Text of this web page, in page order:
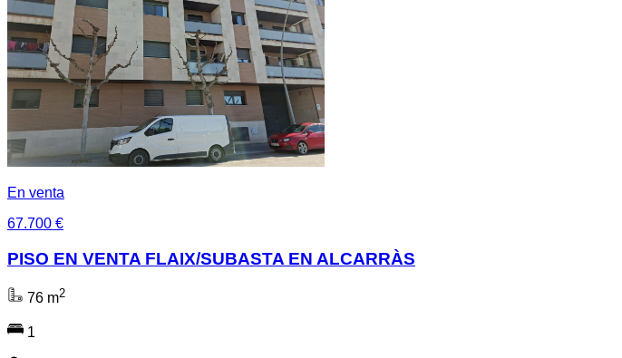
En venta
67.700 €
PISO EN VENTA FLAIX/SUBASTA EN ALCARRÀS
76 m2
1